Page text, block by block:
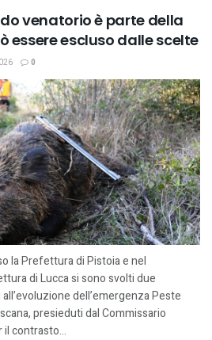
venatorio è parte della
essere escluso dalle scelte
0
la Prefettura di Pistoia e nel
di Lucca si sono svolti due
dell’emergenza Peste
presieduti dal Commissario
contrasto...